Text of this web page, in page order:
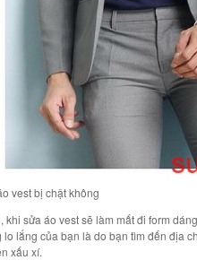
vest bị chật không
sửa áo vest sẽ làm mất đi form
lắng của bạn là do bạn tìm đến địa
xấu xí.